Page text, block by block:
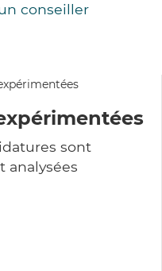
conseiller
sont
analysées